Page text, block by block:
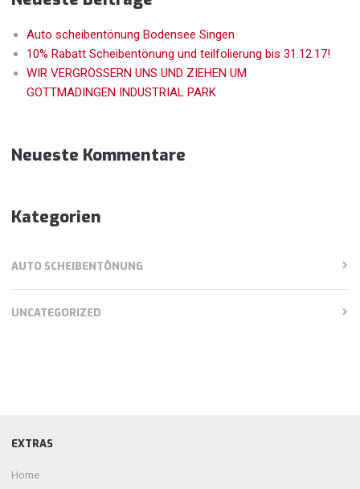
Auto scheibentönung Bodensee Singen
10% Rabatt Scheibentönung und teilfolierung bis 31.12.17!
WIR VERGRÖSSERN UNS UND ZIEHEN UM
GOTTMADINGEN INDUSTRIAL PARK
Neueste Kommentare
Kategorien
AUTO SCHEIBENTÖNUNG
UNCATEGORIZED
EXTRAS
Home